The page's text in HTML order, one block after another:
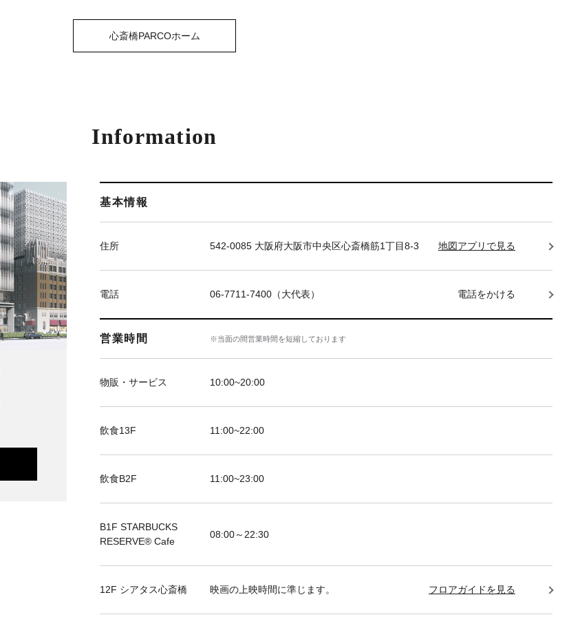
心斎橋PARCOホーム
Information
基本情報
住所 542-0085 大阪府大阪市中央区心斎橋筋1丁目8-3 地図アプリで見る
電話 06-7711-7400（大代表） 電話をかける
営業時間 ※当面の間営業時間を短縮しております
物販・サービス 10:00~20:00
飲食13F 11:00~22:00
飲食B2F 11:00~23:00
B1F STARBUCKS
RESERVE®︎ Cafe
08:00～22:30
12F シアタス心斎橋 映画の上映時間に準じます。 フロアガイドを見る